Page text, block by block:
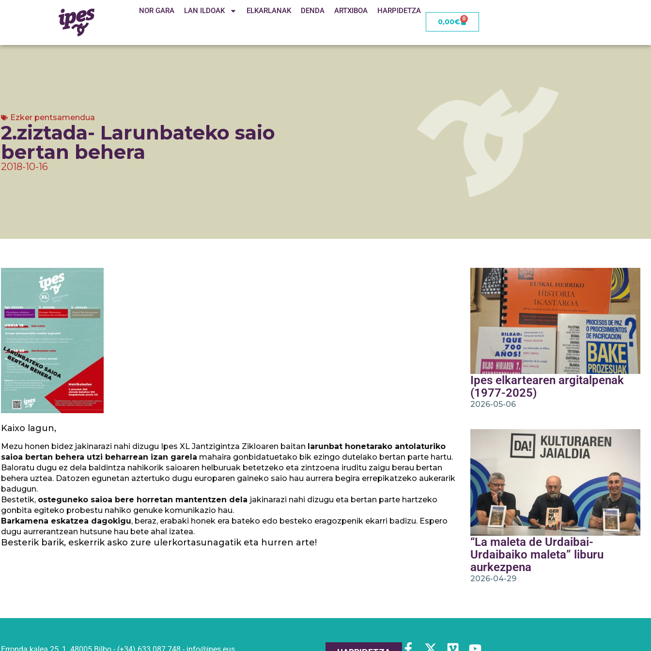
NOR GARA LAN ILDOAK ELKARLANAK DENDA ARTXIBOA
HARPIDETZA
0,00€ 0
Ezker pentsamendua
2.ziztada- Larunbateko saio
bertan behera
2018-10-16
Kaixo lagun,
Mezu honen bidez jakinarazi nahi dizugu Ipes XL Jantzigintza Zikloaren baitan larunbat honetarako antolaturiko
saioa bertan behera utzi beharrean izan garela mahaira gonbidatuetako bik ezingo dutelako bertan parte hartu.
Baloratu dugu ez dela baldintza nahikorik saioaren helburuak betetzeko eta zintzoena iruditu zaigu berau bertan
behera uztea. Datozen egunetan aztertuko dugu europaren gaineko saio hau aurrera begira errepikatzeko aukerarik
badugun.
Bestetik, osteguneko saioa bere horretan mantentzen dela jakinarazi nahi dizugu eta bertan parte hartzeko
gonbita egiteko probestu nahiko genuke komunikazio hau.
Barkamena eskatzea dagokigu, beraz, erabaki honek era bateko edo besteko eragozpenik ekarri badizu. Espero
dugu aurrerantzean hutsune hau bete ahal izatea.
Besterik barik, eskerrik asko zure ulerkortasunagatik eta hurren arte!
Ipes elkartearen argitalpenak
(1977-2025)
2026-05-06
“La maleta de Urdaibai-
Urdaibaiko maleta” liburu
aurkezpena
2026-04-29